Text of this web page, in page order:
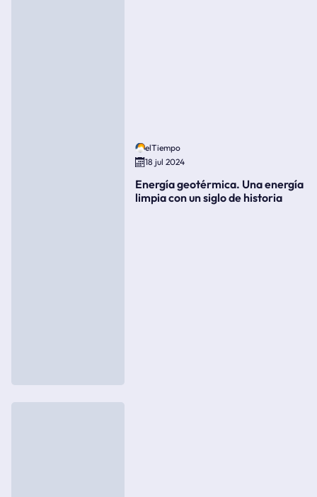
elTiempo
18 jul 2024
Energía geotérmica. Una energía
limpia con un siglo de historia